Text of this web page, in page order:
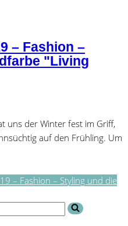
– Fashion –
"Living
uns der Winter fest im Griff,
auf den Frühling. Um
– Fashion – Styling und die